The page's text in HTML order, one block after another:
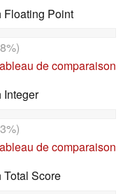
Floating Point
de comparaison
Integer
de comparaison
Total Score